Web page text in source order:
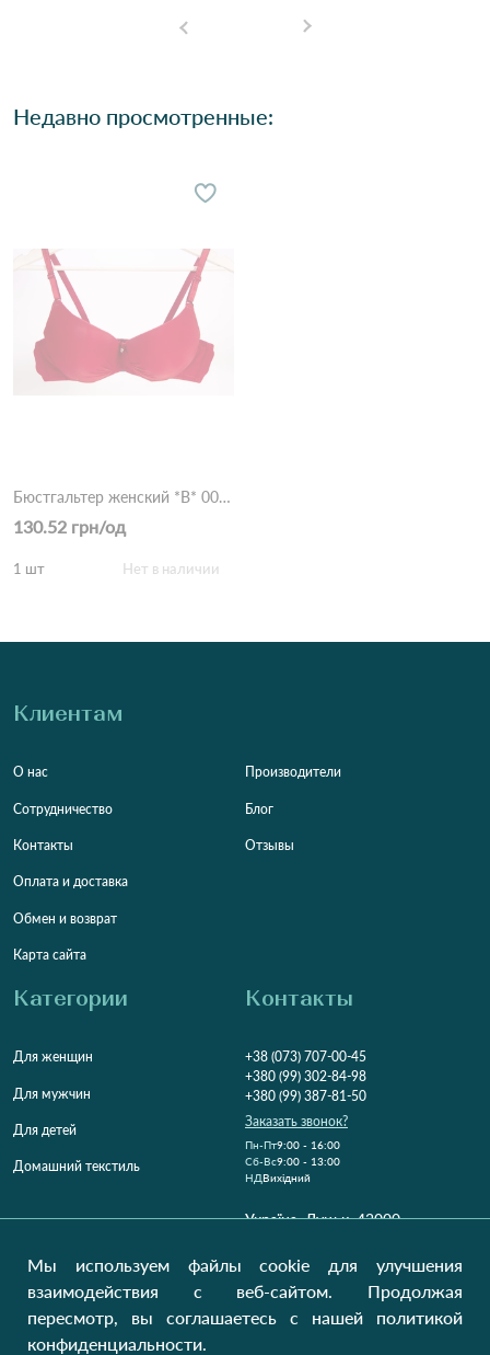
Недавно просмотренные:
Бюстгальтер женский *B* 009 17,2 Красный
130.52 грн/од
1 шт Нет в наличии
Клиентам
О нас
Сотрудничество
Контакты
Оплата и доставка
Обмен и возврат
Карта сайта
Производители
Блог
Отзывы
Категории
Для женщин
Для мужчин
Для детей
Домашний текстиль
Контакты
+38 (073) 707-00-45
+380 (99) 302-84-98
+380 (99) 387-81-50
Заказать звонок?
Пн-Пт9:00 - 16:00
Cб-Вс9:00 - 13:00
НДВихідний
Україна, Луцьк, 43000
Наши обновления
Мы используем файлы cookie для улучшения
взаимодействия с веб-сайтом. Продолжая
пересмотр, вы соглашаетесь с нашей политикой
конфиденциальности.